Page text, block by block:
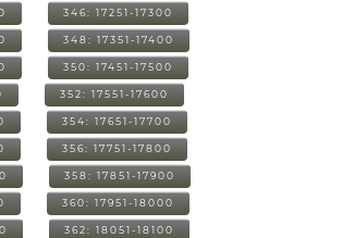
346: 17251-17300
348: 17351-17400
350: 17451-17500
352: 17551-17600
354: 17651-17700
356: 17751-17800
358: 17851-17900
360: 17951-18000
362: 18051-18100